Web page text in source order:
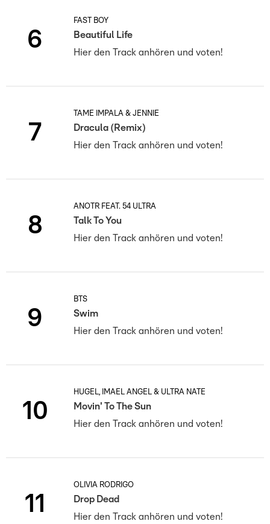
6
FAST BOY
Beautiful Life
Hier den Track anhören und voten!
7
TAME IMPALA & JENNIE
Dracula (Remix)
Hier den Track anhören und voten!
8
ANOTR FEAT. 54 ULTRA
Talk To You
Hier den Track anhören und voten!
9
BTS
Swim
Hier den Track anhören und voten!
10
HUGEL, IMAEL ANGEL & ULTRA NATÉ
Movin' To The Sun
Hier den Track anhören und voten!
11
OLIVIA RODRIGO
Drop Dead
Hier den Track anhören und voten!